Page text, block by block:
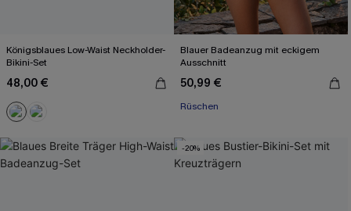
Königsblaues Low-Waist Neckholder-
Bikini-Set
48,00 €
Blauer Badeanzug mit eckigem
Ausschnitt
50,99 €
Rüschen
-20%